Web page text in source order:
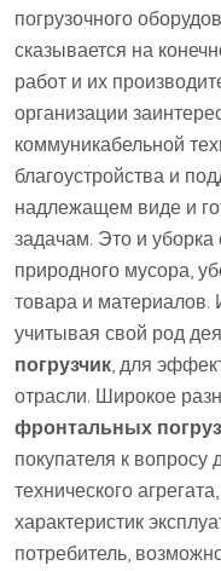
погрузочного
сказывается на
работ и их
организации
коммуникабельной
благоустройства и
надлежащем виде и
задачам. Это и уборка
природного мусора,
товара и материалов.
учитывая свой род
погрузчик , для
отрасли. Широкое
фронтальных
покупателя к вопросу
технического
характеристик
потребитель,